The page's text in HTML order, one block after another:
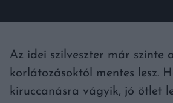
Az idei szilveszter már szinte
korlátozásoktól mentes lesz.
kiruccanásra vágyik, jó ötlet